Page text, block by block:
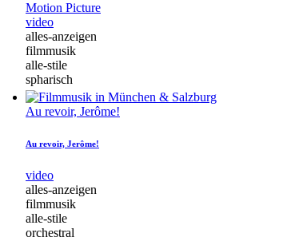
Motion Picture
video
alles-anzeigen
filmmusik
alle-stile
spharisch
Au revoir, Jerôme!
Au revoir, Jerôme!
video
alles-anzeigen
filmmusik
alle-stile
orchestral